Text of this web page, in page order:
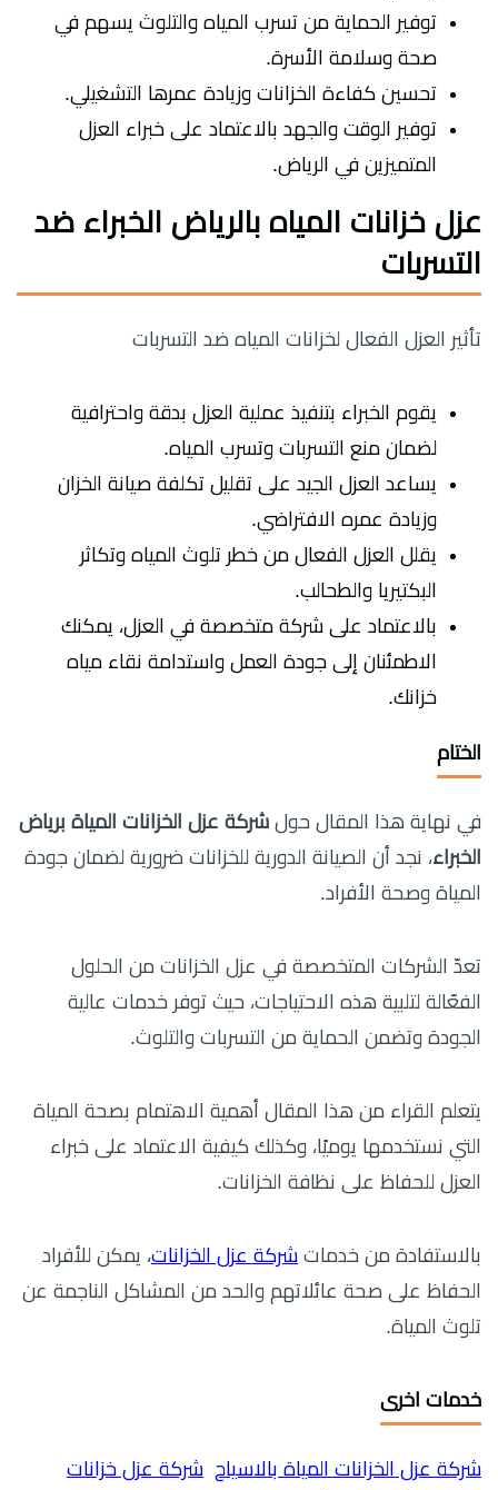
توفير الحماية من تسرب المياه والتلوث يسهم في
صحة وسلامة الأسرة.
تحسين كفاءة الخزانات وزيادة عمرها التشغيلي.
توفير الوقت والجهد بالاعتماد على خبراء العزل
المتميزين في الرياض.
عزل خزانات المياه بالرياض الخبراء ضد
التسربات
تأثير العزل الفعال لخزانات المياه ضد التسربات
يقوم الخبراء بتنفيذ عملية العزل بدقة واحترافية
لضمان منع التسربات وتسرب المياه.
يساعد العزل الجيد على تقليل تكلفة صيانة الخزان
وزيادة عمره الافتراضي.
يقلل العزل الفعال من خطر تلوث المياه وتكاثر
البكتيريا والطحالب.
بالاعتماد على شركة متخصصة في العزل، يمكنك
الاطمئنان إلى جودة العمل واستدامة نقاء مياه
خزانك.
الختام
في نهاية هذا المقال حول شركة عزل الخزانات المياة برياض
الخبراء، نجد أن الصيانة الدورية للخزانات ضرورية لضمان جودة
المياة وصحة الأفراد.
تعدّ الشركات المتخصصة في عزل الخزانات من الحلول
الفعّالة لتلبية هذه الاحتياجات، حيث توفر خدمات عالية
الجودة وتضمن الحماية من التسربات والتلوث.
يتعلم القراء من هذا المقال أهمية الاهتمام بصحة المياة
التي نستخدمها يوميًا، وكذلك كيفية الاعتماد على خبراء
العزل للحفاظ على نظافة الخزانات.
بالاستفادة من خدماتشركة عزل الخزانات، يمكن للأفراد
الحفاظ على صحة عائلاتهم والحد من المشاكل الناجمة عن
تلوث المياة.
خدمات اخرى
شركة عزل الخزانات المياة بالاسياح
شركة عزل خزانات